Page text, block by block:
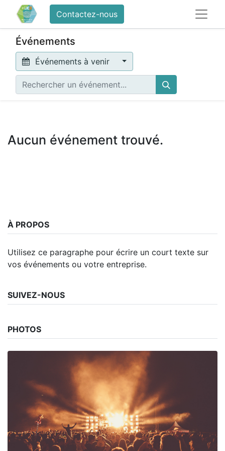
Contactez-nous
Événements
Événements à venir
Aucun événement trouvé.
À PROPOS
Utilisez ce paragraphe pour écrire un court texte sur
vos événements ou votre entreprise.
SUIVEZ-NOUS
PHOTOS